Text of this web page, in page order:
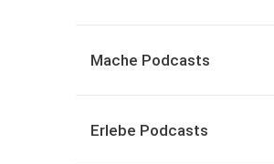
Mache Podcasts
Erlebe Podcasts